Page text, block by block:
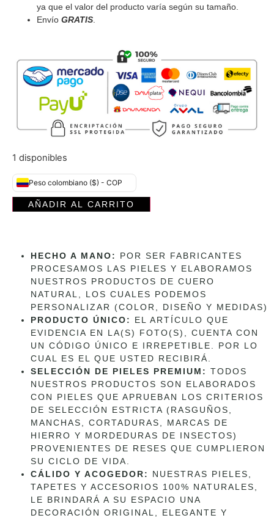
ya que el valor del producto varía según su tamaño.
Envío GRATIS.
1 disponibles
Peso colombiano ($) - COP
AÑADIR AL CARRITO
HECHO A MANO:
POR SER FABRICANTES
PROCESAMOS LAS PIELES Y ELABORAMOS
NUESTROS PRODUCTOS DE CUERO
NATURAL, LOS CUALES PODEMOS
PERSONALIZAR (COLOR, DISEÑO Y MEDIDAS)
PRODUCTO ÚNICO:
EL ARTÍCULO QUE
EVIDENCIA EN LA(S) FOTO(S), CUENTA CON
UN CÓDIGO ÚNICO E IRREPETIBLE. POR LO
CUAL ES EL QUE USTED RECIBIRÁ.
SELECCIÓN DE PIELES PREMIUM: TODOS
NUESTROS PRODUCTOS SON ELABORADOS
CON PIELES QUE APRUEBAN LOS CRITERIOS
DE SELECCIÓN ESTRICTA (RASGUÑOS,
MANCHAS, CORTADURAS, MARCAS DE
HIERRO Y MORDEDURAS DE INSECTOS)
PROVENIENTES DE RESES QUE CUMPLIERON
SU CICLO DE VIDA.
CÁLIDO Y ACOGEDOR:
NUESTRAS PIELES,
TAPETES Y ACCESORIOS 100% NATURALES,
LE BRINDARÁ A SU ESPACIO UNA
DECORACIÓN ORIGINAL, ELEGANTE Y